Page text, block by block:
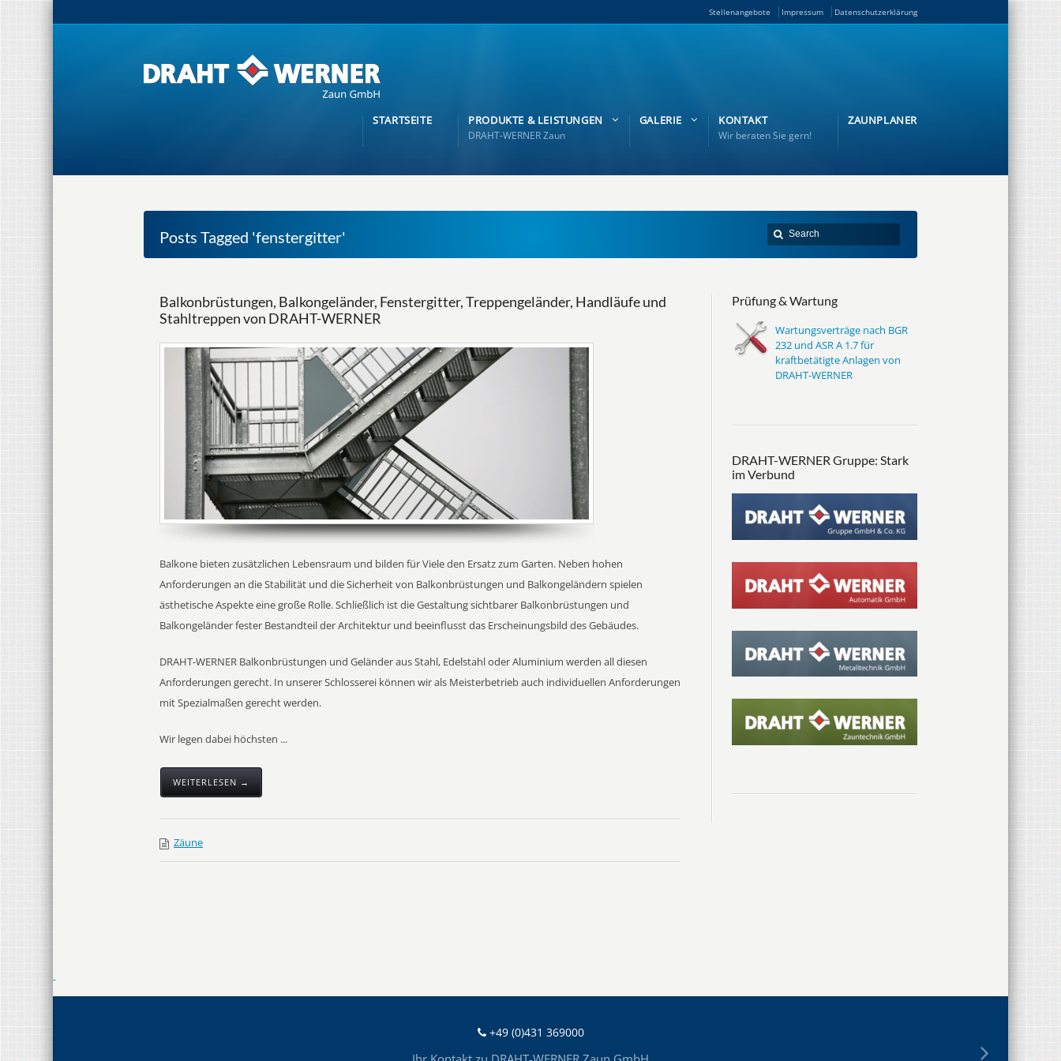
Stellenangebote Impressum Datenschutzerklärung
STARTSEITE PRODUKTE & LEISTUNGEN
DRAHT-WERNER Zaun
GALERIE KONTAKT
Wir beraten Sie gern!
ZAUNPLANER
Posts Tagged 'fenstergitter'
Balkonbrüstungen, Balkongeländer, Fenstergitter, Treppengeländer, Handläufe und
Stahltreppen von DRAHT-WERNER
Balkone bieten zusätzlichen Lebensraum und bilden für Viele den Ersatz zum Garten. Neben hohen
Anforderungen an die Stabilität und die Sicherheit von Balkonbrüstungen und Balkongeländern spielen
ästhetische Aspekte eine große Rolle. Schließlich ist die Gestaltung sichtbarer Balkonbrüstungen und
Balkongeländer fester Bestandteil der Architektur und beeinflusst das Erscheinungsbild des Gebäudes.
DRAHT-WERNER Balkonbrüstungen und Geländer aus Stahl, Edelstahl oder Aluminium werden all diesen
Anforderungen gerecht. In unserer Schlosserei können wir als Meisterbetrieb auch individuellen Anforderungen
mit Spezialmaßen gerecht werden.
Wir legen dabei höchsten ...
WEITERLESEN →
Zäune
Prüfung & Wartung
Wartungsverträge nach BGR
232 und ASR A 1.7 für
kraftbetätigte Anlagen von
DRAHT-WERNER
DRAHT-WERNER Gruppe: Stark
im Verbund
+49 (0)431 369000